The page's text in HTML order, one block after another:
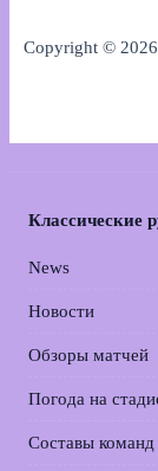
Copyright ©
Классические
News
Новости
Обзоры матчей
Погода на
Составы команд